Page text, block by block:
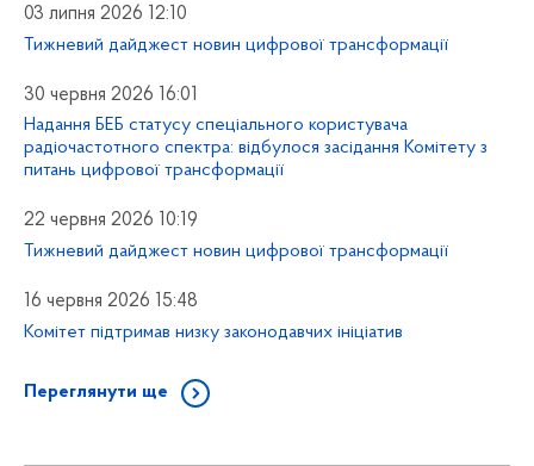
03 липня 2026 12:10
Тижневий дайджест новин цифрової трансформації
30 червня 2026 16:01
Надання БЕБ статусу спеціального користувача
радіочастотного спектра: відбулося засідання Комітету з
питань цифрової трансформації
22 червня 2026 10:19
Тижневий дайджест новин цифрової трансформації
16 червня 2026 15:48
Комітет підтримав низку законодавчих ініціатив
Переглянути ще